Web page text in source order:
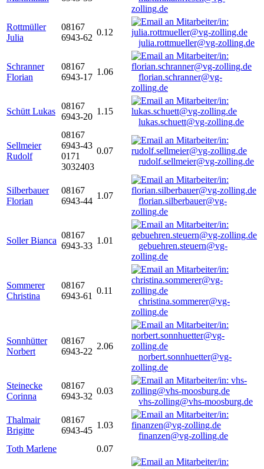
zolling.de
Rottmüller
Julia
08167
6943-62
0.12
julia.rottmueller@vg-zolling.de
Schranner
Florian
08167
6943-17
1.06
florian.schranner@vg-
zolling.de
Schütt Lukas
08167
6943-20
1.15
lukas.schuett@vg-zolling.de
Sellmeier
Rudolf
08167
6943-43
0171
3032403
0.07
rudolf.sellmeier@vg-zolling.de
Silberbauer
Florian
08167
6943-44
1.07
florian.silberbauer@vg-
zolling.de
Soller Bianca
08167
6943-33
1.01
gebuehren.steuern@vg-
zolling.de
Sommerer
Christina
08167
6943-61
0.11
christina.sommerer@vg-
zolling.de
Sonnhütter
Norbert
08167
6943-22
2.06
norbert.sonnhuetter@vg-
zolling.de
Steinecke
Corinna
08167
6943-32
0.03
vhs-zolling@vhs-moosburg.de
Thalmair
Brigitte
08167
6943-45
1.03
finanzen@vg-zolling.de
Toth Marlene
0.07